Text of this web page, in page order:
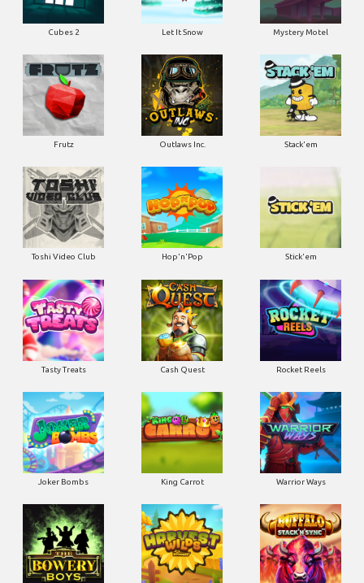
Cubes 2 Let It Snow Mystery Motel
Frutz Outlaws Inc. Stack'em
Toshi Video Club Hop'n'Pop Stick'em
Tasty Treats Cash Quest Rocket Reels
Joker Bombs King Carrot Warrior Ways